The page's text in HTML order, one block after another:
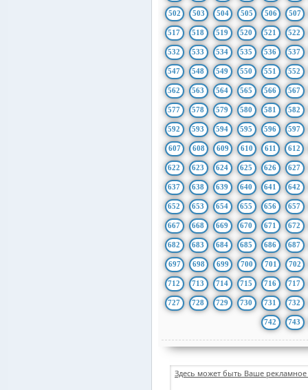
502 503 504 505 506 507
517 518 519 520 521 522
532 533 534 535 536 537
547 548 549 550 551 552
562 563 564 565 566 567
577 578 579 580 581 582
592 593 594 595 596 597
607 608 609 610 611 612
622 623 624 625 626 627
637 638 639 640 641 642
652 653 654 655 656 657
667 668 669 670 671 672
682 683 684 685 686 687
697 698 699 700 701 702
712 713 714 715 716 717
727 728 729 730 731 732
742 743
Здесь может быть Ваше